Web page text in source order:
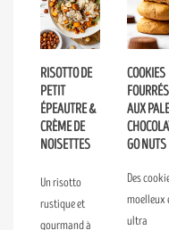
RISOTTO DE
PETIT
ÉPEAUTRE &
CRÈME DE
NOISETTES
Un risotto
rustique et
gourmand à
COOKIES
FOURRÉS
AUX
GO NUTS
Des
moelleux
ultra